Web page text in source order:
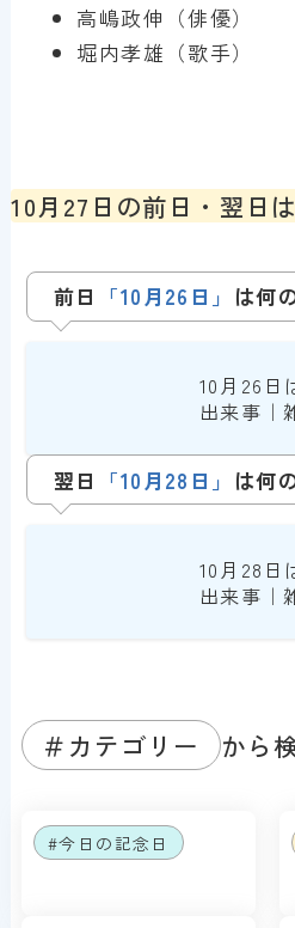
高嶋政伸（俳優）
堀内孝雄（歌手）
10月27日の前日・翌日
前日 「10月26日」 は何
10月26日
出来事｜
翌日 「10月28日 」 は何
10月28日
出来事｜
＃カテゴリー から
#今日の記念日